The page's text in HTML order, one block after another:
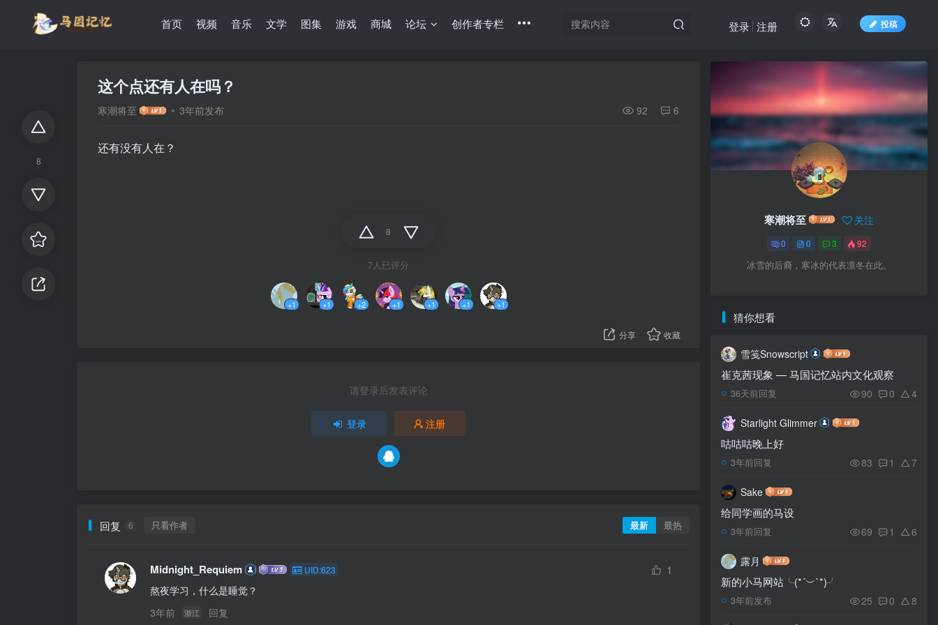
首页 视频 音乐 文学 图集 游戏 商城 论坛 创作者专栏 投稿
登录 注册
8
这个点还有人在吗？
寒潮将至 3年前发布 92 6
还有没有人在？
8
7人已评分
+1 +1 +2 +1 +1 +1 +1
分享 收藏
请登录后发表评论
登录 注册
回复 6 只看作者 最新 最热
Midnight_Requiem UID:623 1
熬夜学习，什么是睡觉？
3年前
浙江 回复
寒潮将至 关注
0 0 3 92
冰雪的后裔，寒冰的代表凛冬在此。
猜你想看
雪笺Snowscript
崔克茜现象 — 马国记忆站内文化观察
36天前回复 90 0 4
Starlight Glimmer
咕咕咕晚上好
3年前回复 83 1 7
Sake
给同学画的马设
3年前回复 69 1 6
露月
新的小马网站╰(*´︶`*)╯
3年前发布 25 0 8